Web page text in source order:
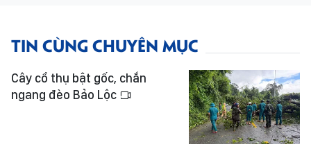
TIN CÙNG CHUYÊN MỤC
Cây cổ thụ bật gốc, chắn
ngang đèo Bảo Lộc